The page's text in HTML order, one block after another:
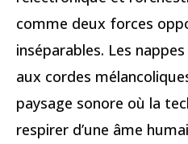
comme deux forces
inséparables. Les
aux cordes
paysage sonore où la
respirer d’une âme